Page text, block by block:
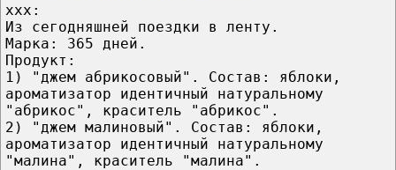
xxx:
Из сегодняшней поездки в ленту.
Марка: 365 дней.
Продукт:
1) "джем абрикосовый". Состав: яблоки,
ароматизатор идентичный натуральному
"абрикос", краситель "абрикос".
2) "джем малиновый". Состав: яблоки,
ароматизатор идентичный натуральному
"малина", краситель "малина".